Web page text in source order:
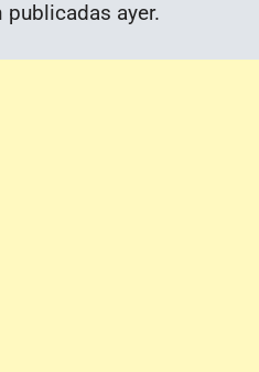
publicadas ayer.